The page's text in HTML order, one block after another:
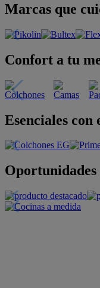
Marcas que
Confort a tu
Esenciales con
Oportunidades